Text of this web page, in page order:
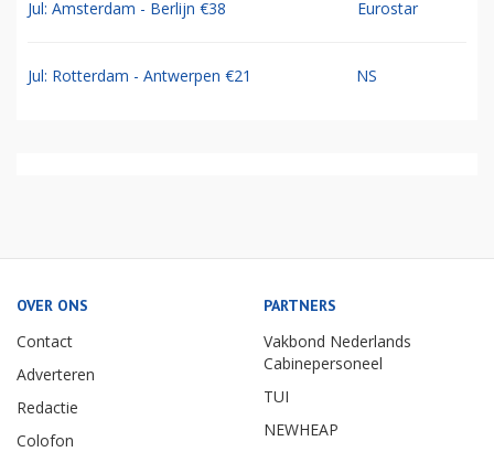
Jul: Amsterdam - Berlijn €38 Eurostar
Jul: Rotterdam - Antwerpen €21 NS
OVER ONS
Contact
Adverteren
Redactie
Colofon
PARTNERS
Vakbond Nederlands
Cabinepersoneel
TUI
NEWHEAP